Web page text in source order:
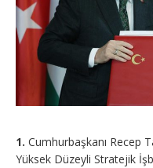
1. Cumhurbaşkanı Recep
Yüksek Düzeyli Stratejik